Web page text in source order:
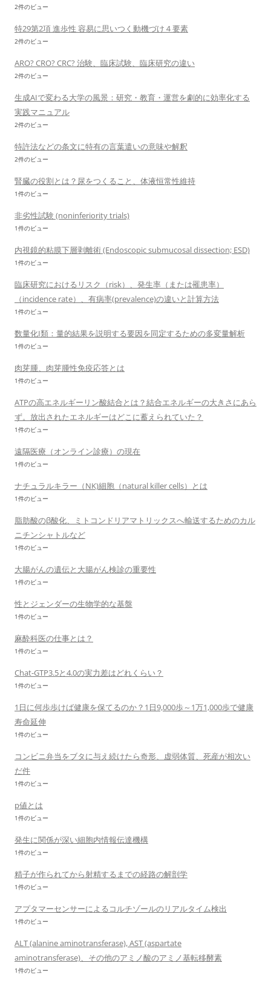
2件のビュー
特29第2項 進歩性 容易に思いつく動機づけ４要素
2件のビュー
ARO? CRO? CRC? 治験、臨床試験、臨床研究の違い
2件のビュー
生成AIで変わる大学の風景：研究・教育・運営を劇的に効率化する
実践マニュアル
2件のビュー
特許法などの条文に特有の言葉遣いの意味や解釈
2件のビュー
腎臓の役割とは？尿をつくること、体液恒常性維持
1件のビュー
非劣性試験 (noninferiority trials)
1件のビュー
内視鏡的粘膜下層剥離術 (Endoscopic submucosal dissection; ESD)
1件のビュー
臨床研究におけるリスク（risk）、発生率（または罹患率）
（incidence rate）、有病率(prevalence)の違いと計算方法
1件のビュー
数量化I類：量的結果を説明する要因を同定するための多変量解析
1件のビュー
肉芽腫、肉芽腫性免疫応答とは
1件のビュー
ATPの高エネルギーリン酸結合とは？結合エネルギーの大きさにあら
ず。放出されたエネルギーはどこに蓄えられていた？
1件のビュー
遠隔医療（オンライン診療）の現在
1件のビュー
ナチュラルキラー（NK)細胞（natural killer cells）とは
1件のビュー
脂肪酸のβ酸化、ミトコンドリアマトリックスへ輸送するためのカル
ニチンシャトルなど
1件のビュー
大腸がんの遺伝と大腸がん検診の重要性
1件のビュー
性とジェンダーの生物学的な基盤
1件のビュー
麻酔科医の仕事とは？
1件のビュー
Chat-GTP3.5と4.0の実力差はどれくらい？
1件のビュー
1日に何歩歩けば健康を保てるのか？1日9,000歩～1万1,000歩で健康
寿命延伸
1件のビュー
コンビニ弁当をブタに与え続けたら奇形、虚弱体質、死産が相次い
だ件
1件のビュー
p値とは
1件のビュー
発生に関係が深い細胞内情報伝達機構
1件のビュー
精子が作られてから射精するまでの経路の解剖学
1件のビュー
アプタマーセンサーによるコルチゾールのリアルタイム検出
1件のビュー
ALT (alanine aminotransferase), AST (aspartate
aminotransferase)、その他のアミノ酸のアミノ基転移酵素
1件のビュー